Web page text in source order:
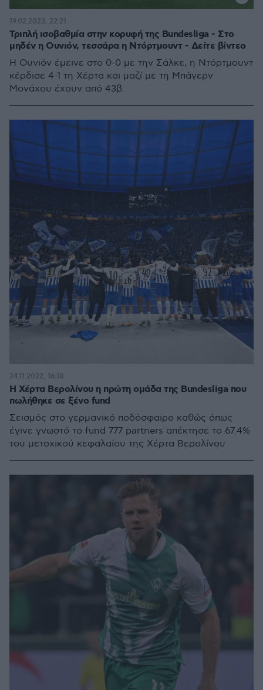
Τριπλή ισοβαθμία στην κορυφή της Bundesliga - Στο
μηδέν η Ουνιόν, τεσσάρα η Ντόρτμουντ - Δείτε βίντεο
Η Ουνιόν έμεινε στο 0-0 με την Σάλκε, η Ντόρτμουντ
κέρδισε 4-1 τη Χέρτα και μαζί με τη Μπάγερν
Μονάχου έχουν από 43β.
19.02.2023, 22:21
Η Χέρτα Βερολίνου η πρώτη ομάδα της Bundesliga που
πωλήθηκε σε ξένο fund
Σεισμός στο γερμανικό ποδόσφαιρο καθώς όπως
έγινε γνωστό το fund 777 partners απέκτησε το 67.4%
του μετοχικού κεφαλαίου της Χέρτα Βερολίνου
24.11.2022, 16:18